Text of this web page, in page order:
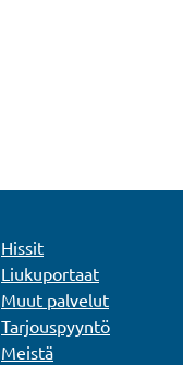
Hissit
Liukuportaat
Muut palvelut
Tarjouspyyntö
Meistä